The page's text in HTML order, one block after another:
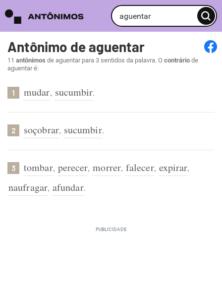
Antônimo de aguentar
11 antônimos de aguentar para 3 sentidos da palavra. O contrário de
aguentar é:
1 mudar, sucumbir.
2 soçobrar, sucumbir.
3 tombar, perecer, morrer, falecer, expirar,
naufragar, afundar.